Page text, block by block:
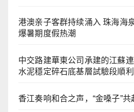
港澳亲子客群持续涌入 珠海海
爆暑期度假热潮
中交路建華東公司承建的江蘇
水泥穩定碎石底基層試驗段順
香江奏响和合之声，“金嗓子”